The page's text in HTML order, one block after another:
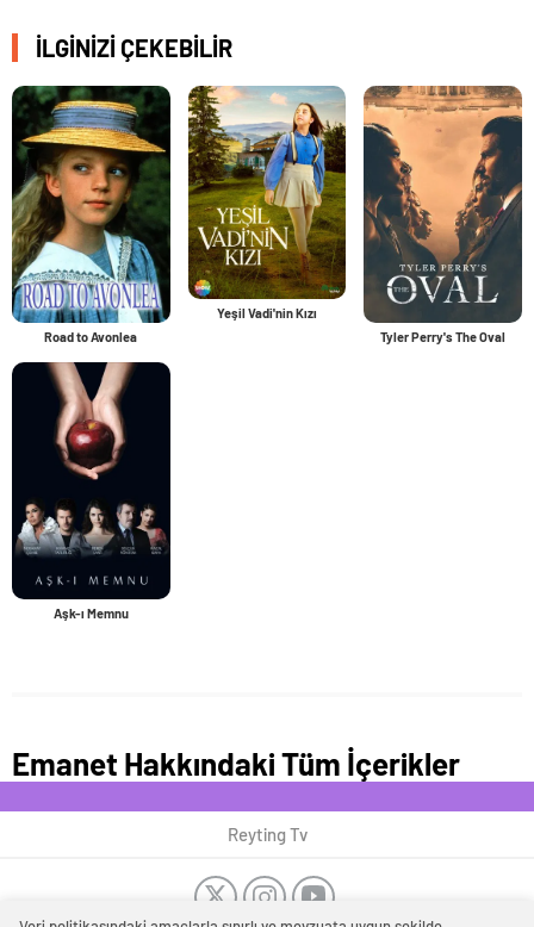
İLGİNİZİ ÇEKEBİLİR
Road to Avonlea
Yeşil Vadi'nin Kızı
Tyler Perry's The Oval
Aşk-ı Memnu
Emanet Hakkındaki Tüm İçerikler
Reyting Tv